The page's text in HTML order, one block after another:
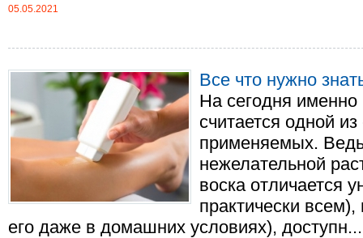
05.05.2021
Все что нужно
На сегодня
считается одной
применяемых.
нежелательной
воска отличается
практически
его даже в домашних условиях),